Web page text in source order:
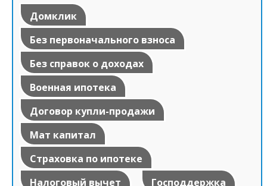
Домклик
Без первоначального взноса
Без справок о доходах
Военная ипотека
Договор купли-продажи
Мат капитал
Страховка по ипотеке
Налоговый вычет
Господдержка